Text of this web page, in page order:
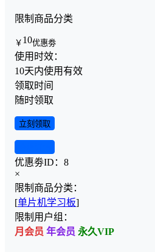
限制商品分类
￥ 10优惠劵
使用时效：
10天内使用有效
领取时间
随时领取
立刻领取
优惠劵ID： 8
×
限制商品分类：
[单片机学习板]
限制用户组：
月会员 年会员 永久VIP